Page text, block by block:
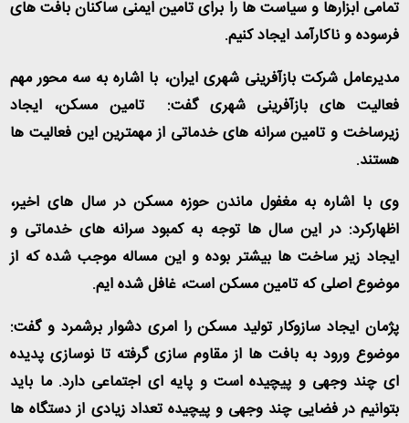
تمامی ابزارها و سیاست ها را برای تامین ایمنی ساکنان بافت های
فرسوده و ناکارآمد ایجاد کنیم.
مدیرعامل شرکت بازآفرینی شهری ایران، با اشاره به سه محور مهم
فعالیت های بازآفرینی شهری گفت: تامین مسکن، ایجاد
زیرساخت و تامین سرانه های خدماتی از مهمترین این فعالیت ها
هستند.
وی با اشاره به مغفول ماندن حوزه مسکن در سال های اخیر،
اظهارکرد: در این سال ها توجه به کمبود سرانه های خدماتی و
ایجاد زیر ساخت ها بیشتر بوده و این مساله موجب شده که از
موضوع اصلی که تامین مسکن است، غافل شده ایم.
پژمان ایجاد سازوکار تولید مسکن را امری دشوار برشمرد و گفت:
موضوع ورود به بافت ها از مقاوم سازی گرفته تا نوسازی پدیده
ای چند وجهی و پیچیده است و پایه ای اجتماعی دارد. ما باید
بتوانیم در فضایی چند وجهی و پیچیده تعداد زیادی از دستگاه ها